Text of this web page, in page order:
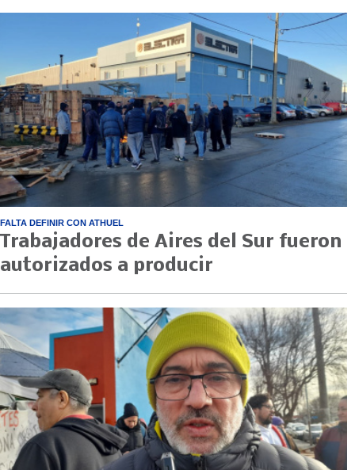
FALTA DEFINIR CON ATHUEL
Trabajadores de Aires del Sur fueron
autorizados a producir